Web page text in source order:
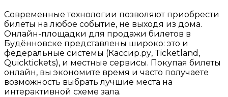
Современные технологии позволяют приобрести
билеты на любое событие, не выходя из дома.
Онлайн-площадки для продажи билетов в
Будённовске представлены широко: это и
федеральные системы (Кассир.ру, Ticketland,
Quicktickets), и местные сервисы. Покупая билеты
онлайн, вы экономите время и часто получаете
возможность выбрать лучшие места на
интерактивной схеме зала.